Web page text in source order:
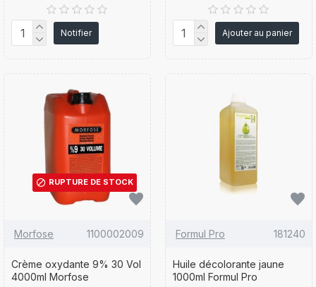
Notifier Ajouter au panier
RUPTURE DE STOCK
Morfose 1100002009
Crème oxydante 9% 30 Vol
4000ml Morfose
Formul Pro 181240
Huile décolorante jaune
1000ml Formul Pro